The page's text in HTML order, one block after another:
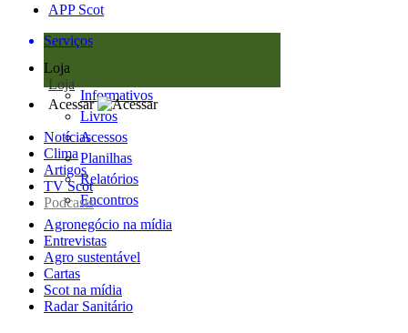
APP Scot
Serviços
Loja
Loja
Informativos
Livros
Acessos
Planilhas
Relatórios
Encontros
Acessar
Notícias
Clima
Artigos
TV Scot
Podcasts
Agronegócio na mídia
Entrevistas
Agro sustentável
Cartas
Scot na mídia
Radar Sanitário